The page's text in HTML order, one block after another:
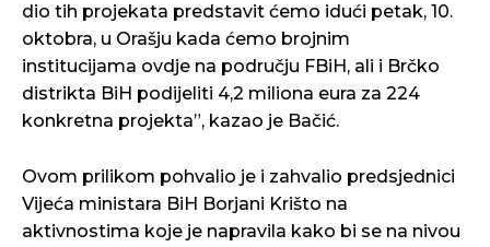
dio tih projekata predstavit ćemo idući petak, 10.
oktobra, u Orašju kada ćemo brojnim
institucijama ovdje na području FBiH, ali i Brčko
distrikta BiH podijeliti 4,2 miliona eura za 224
konkretna projekta”, kazao je Bačić.
Ovom prilikom pohvalio je i zahvalio predsjednici
Vijeća ministara BiH Borjani Krišto na
aktivnostima koje je napravila kako bi se na nivou